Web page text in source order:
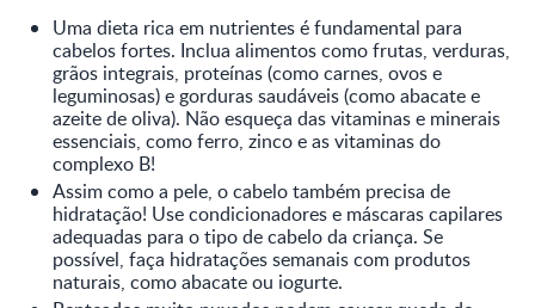
Uma dieta rica em nutrientes é fundamental para
cabelos fortes. Inclua alimentos como frutas, verduras,
grãos integrais, proteínas (como carnes, ovos e
leguminosas) e gorduras saudáveis (como abacate e
azeite de oliva). Não esqueça das vitaminas e minerais
essenciais, como ferro, zinco e as vitaminas do
complexo B!
Assim como a pele, o cabelo também precisa de
hidratação! Use condicionadores e máscaras capilares
adequadas para o tipo de cabelo da criança. Se
possível, faça hidratações semanais com produtos
naturais, como abacate ou iogurte.